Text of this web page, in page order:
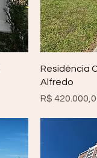
Residência
Alfredo
Preço
R$